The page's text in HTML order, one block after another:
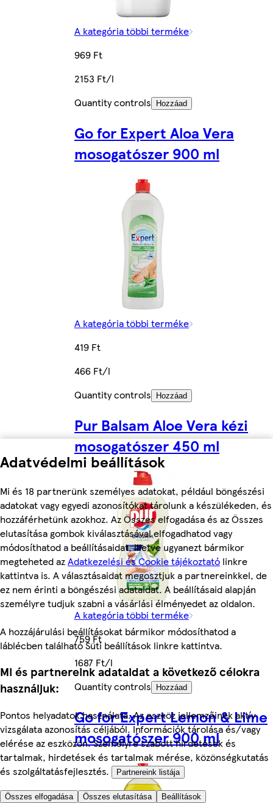
Adatvédelmi beállítások
Mi és 18 partnerünk személyes adatokat, például böngészési
adatokat vagy egyedi azonosítókat tárolunk a készülékeden, és
hozzáférhetünk azokhoz. Az Összes elfogadása és az Összes
elutasítása gombok kiválasztásával elfogadhatod vagy
módosíthatod a beállításaidat, illetve ugyanezt bármikor
megteheted azAdatkezelési és Cookie tájékoztató linkre
kattintva is. A választásaidat megosztjuk a partnereinkkel, de
ez nem érinti a böngészési adataidat. A beállításaid alapján
személyre tudjuk szabni a vásárlási élményedet az oldalon.
A hozzájárulási beállításokat bármikor módosíthatod a
láblécben található Süti beállítások linkre kattintva.
Mi és partnereink adataidat a következő célokra
használjuk:
Pontos helyadatok használata. Az eszköz jellemzőinek aktív
vizsgálata azonosítás céljából. Információk tárolása és/vagy
elérése az eszközön. Személyre szabott hirdetések és
tartalmak, hirdetések és tartalmak mérése, közönségkutatás
és szolgáltatásfejlesztés.
Partnereink listája
Összes elfogadása Összes elutasítása Beállítások
A kategória többi terméke
969 Ft
2153 Ft/l
Quantity controls
Hozzáad
Go for Expert Aloa Vera
mosogatószer 900 ml
A kategória többi terméke
419 Ft
466 Ft/l
Quantity controls
Hozzáad
Pur Balsam Aloe Vera kézi
mosogatószer 450 ml
A kategória többi terméke
759 Ft
1687 Ft/l
Quantity controls
Hozzáad
Go for Expert Lemon & Lime
mosogatószer 900 ml